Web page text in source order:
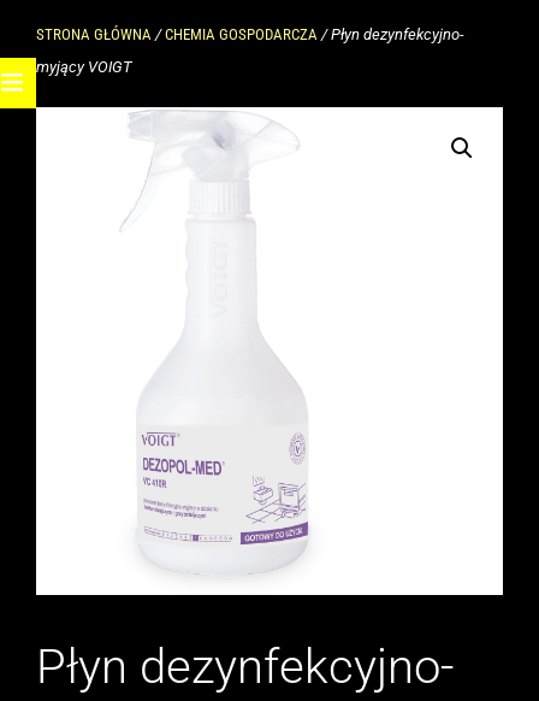
STRONA GŁÓWNA /CHEMIA GOSPODARCZA / Płyn dezynfekcyjno-
myjący VOIGT
Płyn dezynfekcyjno-